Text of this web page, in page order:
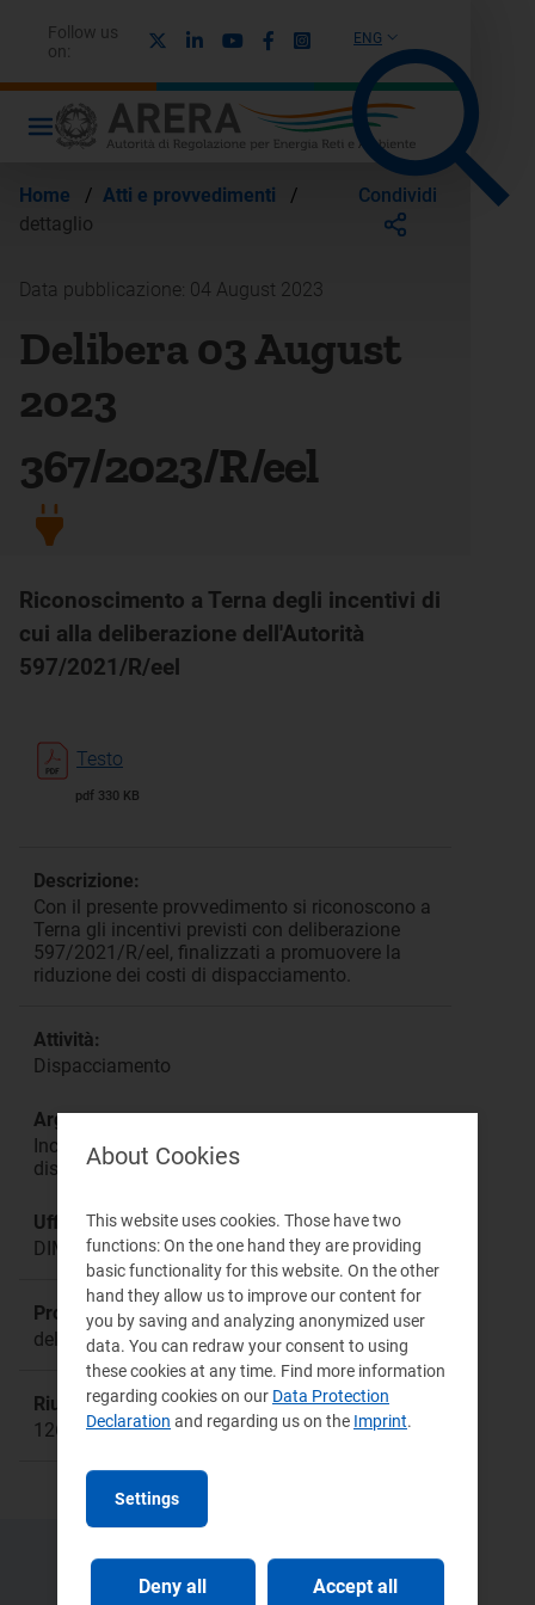
ENG
Follow us
on:
LinkedinYoutubeFacebook
Instagram
Home / Atti e provvedimenti
/
dettaglio
Condividi
Data pubblicazione: 04 August 2023
Delibera 03 August
2023
367/2023/R/eel
Riconoscimento a Terna degli incentivi di
cui alla deliberazione dell'Autorità
597/2021/R/eel
Testo
pdf 330 KB
Descrizione:
Con il presente provvedimento si riconoscono a
Terna gli incentivi previsti con deliberazione
597/2021/R/eel, finalizzati a promuovere la
riduzione dei costi di dispacciamento.
Attività:
Dispacciamento
Argomento:
Incentivazione per la riduzione dei costi di
dispacciamento
Ufficio responsabile:
DIME Direzione Mercati Energia
Procedimento:
deliberazione 597/2021/R/eel
Riunione:
1261a
About Cookies
This website uses cookies. Those have two
functions: On the one hand they are providing
basic functionality for this website. On the other
hand they allow us to improve our content for
you by saving and analyzing anonymized user
data. You can redraw your consent to using
these cookies at any time. Find more information
regarding cookies on our Data Protection
Declaration and regarding us on the Imprint.
Settings
Deny all
Accept all